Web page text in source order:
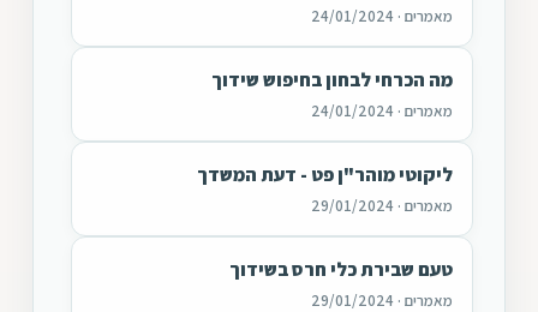
מאמרים · 24/01/2024
מה הכרחי לבחון בחיפוש שידוך
מאמרים · 24/01/2024
ליקוטי מוהר"ן פט - דעת המשדך
מאמרים · 29/01/2024
טעם שבירת כלי חרס בשידוך
מאמרים · 29/01/2024